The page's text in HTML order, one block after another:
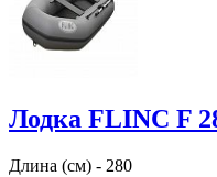
Лодка FLINC F
Длина (см) - 280